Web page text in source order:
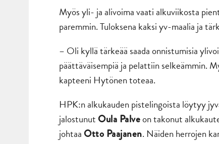
Myös yli- ja alivoima vaati alkuviikosta
paremmin. Tuloksena kaksi yv-maalia ja
– Oli kyllä tärkeää saada onnistumisia
päättäväisempiä ja pelattiin selkeämmin.
kapteeni Hytönen toteaa.
HPK:n alkukauden pistelingoista löytyy
jalostunutOula Palveon takonut
johtaaOtto Paajanen. Näiden herrojen